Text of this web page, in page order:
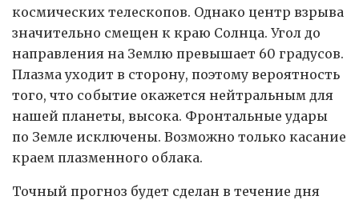
космических телескопов. Однако центр взрыва
значительно смещен к краю Солнца. Угол до
направления на Землю превышает 60 градусов.
Плазма уходит в сторону, поэтому вероятность
того, что событие окажется нейтральным для
нашей планеты, высока. Фронтальные удары
по Земле исключены. Возможно только касание
краем плазменного облака.
Точный прогноз будет сделан в течение дня